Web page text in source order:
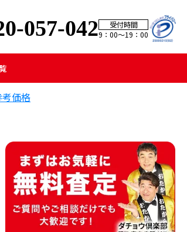
057-042
受付時間
9：00〜19：00
価格